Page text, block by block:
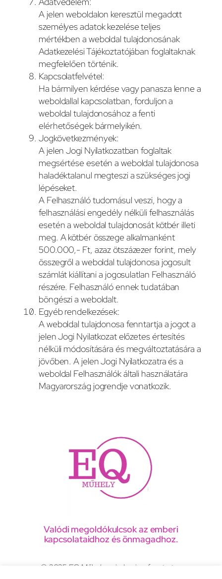
A jelen weboldalon keresztül megadott
személyes adatok kezelése teljes
mértékben a weboldal tulajdonosának
Adatkezelési Tájékoztatójában foglaltaknak
megfelelően történik.
Kapcsolatfelvétel:
Ha bármilyen kérdése vagy panasza lenne a
weboldallal kapcsolatban, forduljon a
weboldal tulajdonosához a fenti
elérhetőségek bármelyikén.
Jogkövetkezmények:
A jelen Jogi Nyilatkozatban foglaltak
megsértése esetén a weboldal tulajdonosa
haladéktalanul megteszi a szükséges jogi
lépéseket.
A Felhasználó tudomásul veszi, hogy a
felhasználási engedély nélküli felhasználás
esetén a weboldal tulajdonosát kötbér illeti
meg. A kötbér összege alkalmanként
500.000,- Ft, azaz ötszázezer forint, mely
összegről a weboldal tulajdonosa jogosult
számlát kiállítani a jogosulatlan Felhasználó
részére. Felhasználó ennek tudatában
böngészi a weboldalt.
Egyéb rendelkezések:
A weboldal tulajdonosa fenntartja a jogot a
jelen Jogi Nyilatkozat előzetes értesítés
nélküli módosítására és megváltoztatására a
jövőben. A jelen Jogi Nyilatkozatra és a
weboldal Felhasználók általi használatára
Magyarország jogrendje vonatkozik.
Valódi megoldókulcsok az emberi
kapcsolataidhoz és önmagadhoz.
© 2025 EQ Műhely, minden jog fenntartva